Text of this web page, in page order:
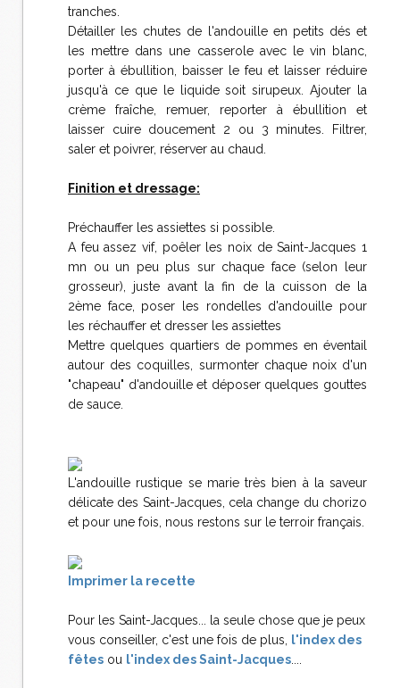
tranches.
Détailler les chutes de l'andouille en petits dés et
les mettre dans une casserole avec le vin blanc,
porter à ébullition, baisser le feu et laisser réduire
jusqu'à ce que le liquide soit sirupeux. Ajouter la
crème fraîche, remuer, reporter à ébullition et
laisser cuire doucement 2 ou 3 minutes. Filtrer,
saler et poivrer, réserver au chaud.
Finition et dressage:
Préchauffer les assiettes si possible.
A feu assez vif, poêler les noix de Saint-Jacques 1
mn ou un peu plus sur chaque face (selon leur
grosseur), juste avant la fin de la cuisson de la
2ème face, poser les rondelles d'andouille pour
les réchauffer et dresser les assiettes
Mettre quelques quartiers de pommes en éventail
autour des coquilles, surmonter chaque noix d'un
"chapeau" d'andouille et déposer quelques gouttes
de sauce.
L'andouille rustique se marie très bien à la saveur
délicate des Saint-Jacques, cela change du chorizo
et pour une fois, nous restons sur le terroir français.
Imprimer la recette
Pour les Saint-Jacques... la seule chose que je peux
vous conseiller, c'est une fois de plus,
l'index des
fêtes ou l'index des Saint-Jacques